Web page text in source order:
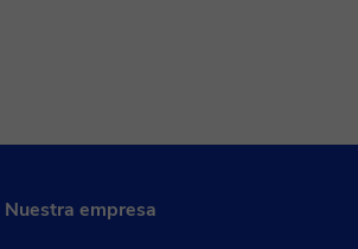
Nuestra empresa